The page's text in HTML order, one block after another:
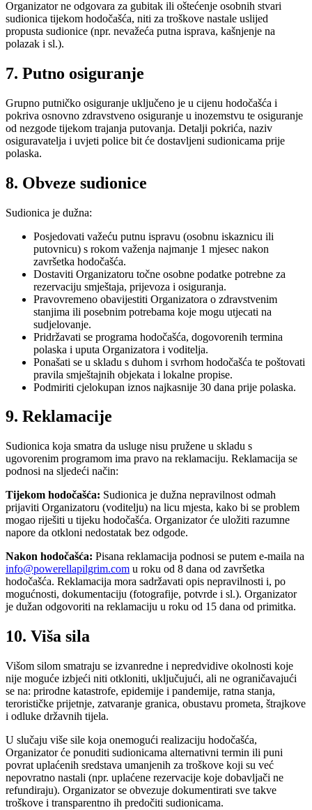
Organizator ne odgovara za gubitak ili oštećenje osobnih stvari
sudionica tijekom hodočašća, niti za troškove nastale uslijed
propusta sudionice (npr. nevažeća putna isprava, kašnjenje na
polazak i sl.).
7. Putno osiguranje
Grupno putničko osiguranje uključeno je u cijenu hodočašća i
pokriva osnovno zdravstveno osiguranje u inozemstvu te osiguranje
od nezgode tijekom trajanja putovanja. Detalji pokrića, naziv
osiguravatelja i uvjeti police bit će dostavljeni sudionicama prije
polaska.
8. Obveze sudionice
Sudionica je dužna:
Posjedovati važeću putnu ispravu (osobnu iskaznicu ili
putovnicu) s rokom važenja najmanje 1 mjesec nakon
završetka hodočašća.
Dostaviti Organizatoru točne osobne podatke potrebne za
rezervaciju smještaja, prijevoza i osiguranja.
Pravovremeno obavijestiti Organizatora o zdravstvenim
stanjima ili posebnim potrebama koje mogu utjecati na
sudjelovanje.
Pridržavati se programa hodočašća, dogovorenih termina
polaska i uputa Organizatora i voditelja.
Ponašati se u skladu s duhom i svrhom hodočašća te poštovati
pravila smještajnih objekata i lokalne propise.
Podmiriti cjelokupan iznos najkasnije 30 dana prije polaska.
9. Reklamacije
Sudionica koja smatra da usluge nisu pružene u skladu s
ugovorenim programom ima pravo na reklamaciju. Reklamacija se
podnosi na sljedeći način:
Tijekom hodočašća: Sudionica je dužna nepravilnost odmah
prijaviti Organizatoru (voditelju) na licu mjesta, kako bi se problem
mogao riješiti u tijeku hodočašća. Organizator će uložiti razumne
napore da otkloni nedostatak bez odgode.
Nakon hodočašća: Pisana reklamacija podnosi se putem e-maila na
info@powerellapilgrim.com u roku od 8 dana od završetka
hodočašća. Reklamacija mora sadržavati opis nepravilnosti i, po
mogućnosti, dokumentaciju (fotografije, potvrde i sl.). Organizator
je dužan odgovoriti na reklamaciju u roku od 15 dana od primitka.
10. Viša sila
Višom silom smatraju se izvanredne i nepredvidive okolnosti koje
nije moguće izbjeći niti otkloniti, uključujući, ali ne ograničavajući
se na: prirodne katastrofe, epidemije i pandemije, ratna stanja,
terorističke prijetnje, zatvaranje granica, obustavu prometa, štrajkove
i odluke državnih tijela.
U slučaju više sile koja onemogući realizaciju hodočašća,
Organizator će ponuditi sudionicama alternativni termin ili puni
povrat uplaćenih sredstava umanjenih za troškove koji su već
nepovratno nastali (npr. uplaćene rezervacije koje dobavljači ne
refundiraju). Organizator se obvezuje dokumentirati sve takve
troškove i transparentno ih predočiti sudionicama.